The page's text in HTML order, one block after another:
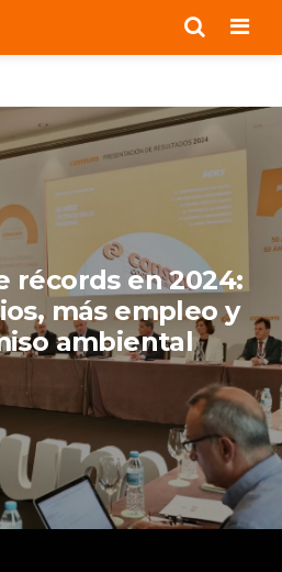
récords en 2024:
más empleo y
ambiental